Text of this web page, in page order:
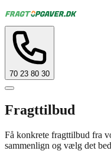
70 23 80 30
Fragttilbud
Få konkrete fragttilbud fra
sammenlign og vælg det